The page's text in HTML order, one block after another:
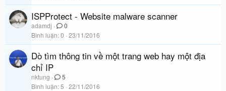
ISPProtect - Website malware scanner
adamdj
0
Bình luận 0 23/11/2016
Dò tìm thông tin về một trang web hay một địa
chỉ IP
nktung
5
Bình luận 5 22/11/2016